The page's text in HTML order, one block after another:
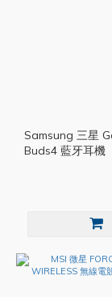
Samsung 三星
Buds4 藍牙耳機